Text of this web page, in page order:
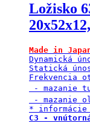
Ložisko
Made in
Dynamická
Statická
Frekvencia
- mazanie
- mazanie
C3 -